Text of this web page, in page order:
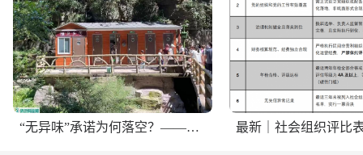
“无异味”承诺为何落空？——生态厕所夏季异味问题的冷思考